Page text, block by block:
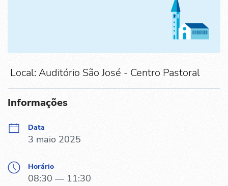
Local: Auditório São José - Centro Pastoral
Informações
Data
3 maio 2025
Horário
08:30 — 11:30